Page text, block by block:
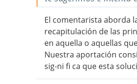
El comentarista aborda
recapitulación de las
en aquella o aquellas
Nuestra aportación
sig-ni fi ca que esta